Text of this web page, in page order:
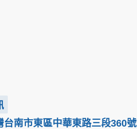
台南市東區中華東路三段360號